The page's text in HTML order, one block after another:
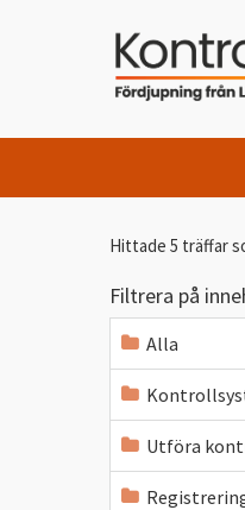
Hittade 5 träffar
Filtrera på
Alla
Utföra